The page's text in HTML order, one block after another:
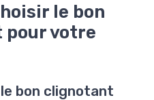
le bon
votre
bon clignotant